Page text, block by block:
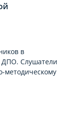
в
ДПО. Слушатели
методическому